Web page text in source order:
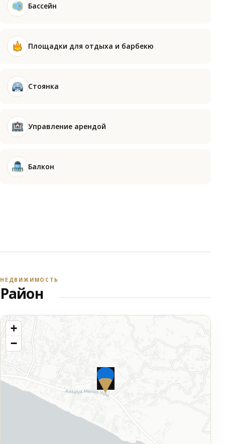
Бассейн
Площадки для отдыха и барбекю
Стоянка
Управление арендой
Балкон
НЕДВИЖИМОСТЬ
Район
+
−